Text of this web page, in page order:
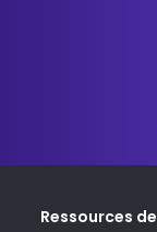
Ressources